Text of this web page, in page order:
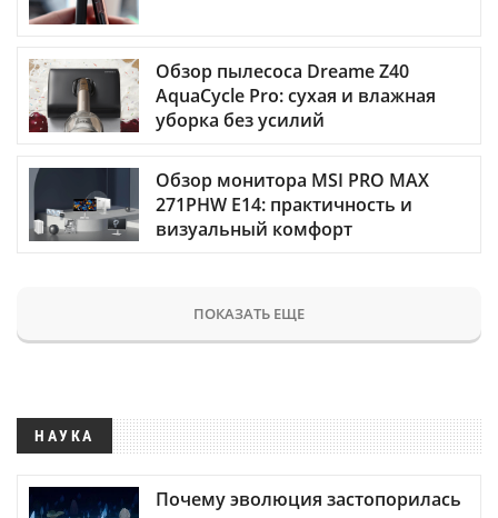
Обзор пылесоса Dreame Z40
AquaCycle Pro: сухая и влажная
уборка без усилий
Обзор монитора MSI PRO MAX
271PHW E14: практичность и
визуальный комфорт
ПОКАЗАТЬ ЕЩЕ
НАУКА
Почему эволюция застопорилась